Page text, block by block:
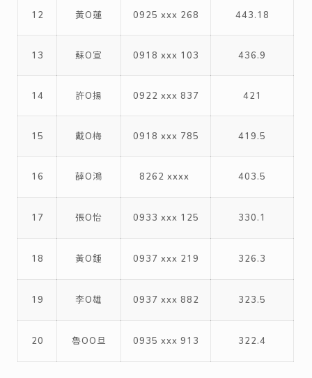
12 黃O蓮 0925 xxx 268 443.18
13 蘇O宣 0918 xxx 103 436.9
14 許O揚 0922 xxx 837 421
15 戴O梅 0918 xxx 785 419.5
16 薛O鴻 8262 xxxx 403.5
17 張O怡 0933 xxx 125 330.1
18 黃O鍾 0937 xxx 219 326.3
19 李O雄 0937 xxx 882 323.5
20 魯OO旦 0935 xxx 913 322.4